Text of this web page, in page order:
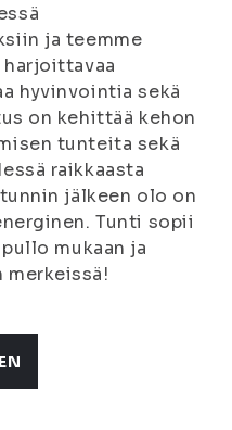
ja teemme
hyvinvointia sekä
on kehittää kehon
tunteita sekä
raikkaasta
jälkeen olo on
Tunti sopii
mukaan ja
merkeissä!